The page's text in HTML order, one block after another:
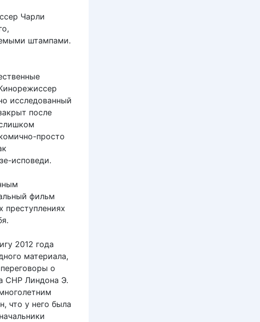
Чарли
штампами.
исследованный
после
просто
исповеди.
фильм
преступлениях
2012 года
материала,
о
CHP Линдона Э.
что у него была